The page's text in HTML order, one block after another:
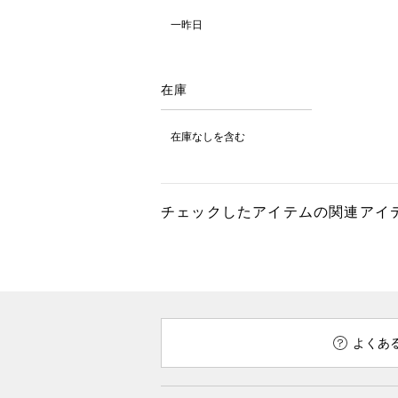
一昨日
在庫
在庫なしを含む
チェックしたアイテムの関連アイ
よくあ